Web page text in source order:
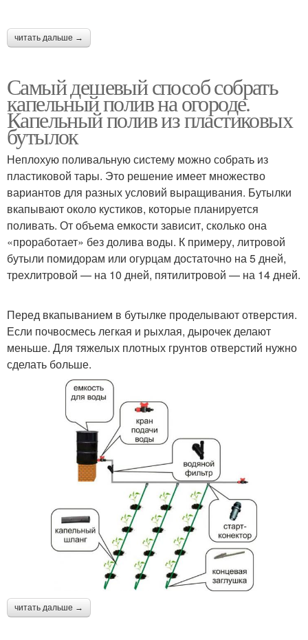
читать дальше →
Самый дешевый способ собрать
капельный полив на огороде.
Капельный полив из пластиковых
бутылок
Неплохую поливальную систему можно собрать из
пластиковой тары. Это решение имеет множество
вариантов для разных условий выращивания. Бутылки
вкапывают около кустиков, которые планируется
поливать. От объема емкости зависит, сколько она
«проработает» без долива воды. К примеру, литровой
бутыли помидорам или огурцам достаточно на 5 дней,
трехлитровой — на 10 дней, пятилитровой — на 14 дней.
Перед вкапыванием в бутылке проделывают отверстия.
Если почвосмесь легкая и рыхлая, дырочек делают
меньше. Для тяжелых плотных грунтов отверстий нужно
сделать больше.
читать дальше →